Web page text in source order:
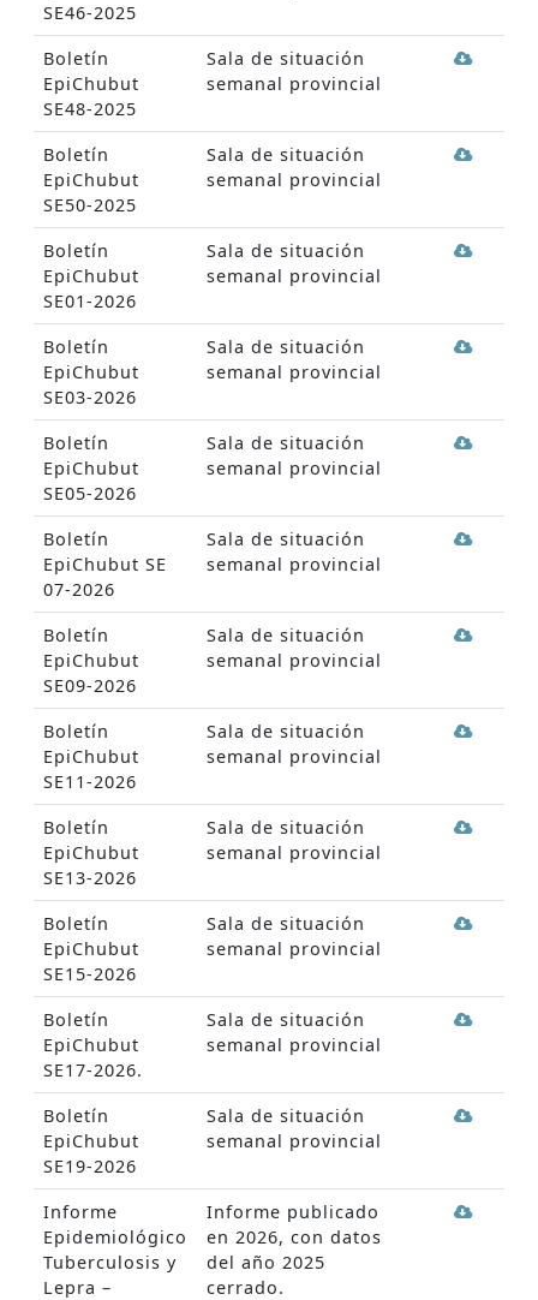
SE46-2025
Boletín
EpiChubut
SE48-2025
Sala de situación
semanal provincial
Boletín
EpiChubut
SE50-2025
Sala de situación
semanal provincial
Boletín
EpiChubut
SE01-2026
Sala de situación
semanal provincial
Boletín
EpiChubut
SE03-2026
Sala de situación
semanal provincial
Boletín
EpiChubut
SE05-2026
Sala de situación
semanal provincial
Boletín
EpiChubut SE
07-2026
Sala de situación
semanal provincial
Boletín
EpiChubut
SE09-2026
Sala de situación
semanal provincial
Boletín
EpiChubut
SE11-2026
Sala de situación
semanal provincial
Boletín
EpiChubut
SE13-2026
Sala de situación
semanal provincial
Boletín
EpiChubut
SE15-2026
Sala de situación
semanal provincial
Boletín
EpiChubut
SE17-2026.
Sala de situación
semanal provincial
Boletín
EpiChubut
SE19-2026
Sala de situación
semanal provincial
Informe
Epidemiológico
Tuberculosis y
Lepra –
Informe publicado
en 2026, con datos
del año 2025
cerrado.